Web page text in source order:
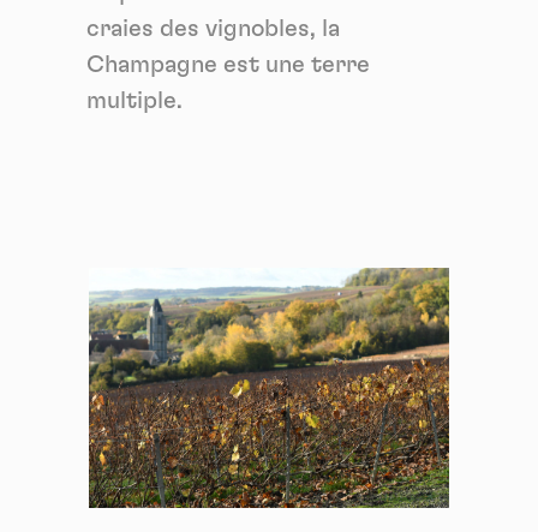
craies des vignobles, la
Champagne est une terre
multiple.